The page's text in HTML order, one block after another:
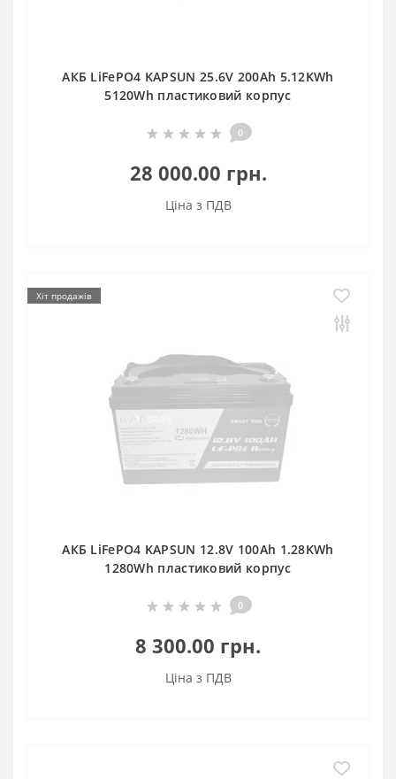
АКБ LiFePO4 KAPSUN 25.6V 200Ah 5.12KWh
5120Wh пластиковий корпус
0
28 000.00 грн.
Ціна з ПДВ
Хіт продажів
АКБ LiFePO4 KAPSUN 12.8V 100Ah 1.28KWh
1280Wh пластиковий корпус
0
8 300.00 грн.
Ціна з ПДВ